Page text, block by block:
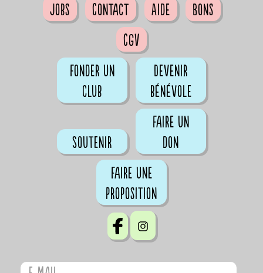
Jobs
Contact Aide
Bons
CGV
Fonder un
club
Devenir
bénévole
Soutenir
Faire un
don
Faire une
proposition